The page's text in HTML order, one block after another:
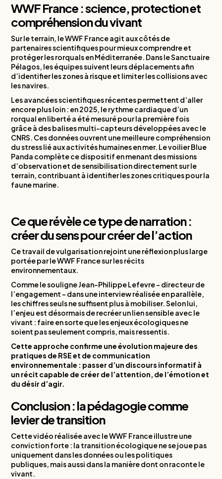
WWF France : science, protection et
compréhension du vivant
Sur le terrain, le WWF France agit aux côtés de
partenaires scientifiques pour mieux comprendre et
protéger les rorquals en Méditerranée. Dans le Sanctuaire
Pélagos, les équipes suivent leurs déplacements afin
d’identifier les zones à risque et limiter les collisions avec
les navires.
Les avancées scientifiques récentes permettent d’aller
encore plus loin : en 2025, le rythme cardiaque d’un
rorqual en liberté a été mesuré pour la première fois
grâce à des balises multi-capteurs développées avec le
CNRS. Ces données ouvrent une meilleure compréhension
du stress lié aux activités humaines en mer. Le voilier Blue
Panda complète ce dispositif en menant des missions
d’observation et de sensibilisation directement sur le
terrain, contribuant à identifier les zones critiques pour la
faune marine.
Ce que révèle ce type de narration :
créer du sens pour créer de l’action
Ce travail de vulgarisation rejoint une réflexion plus large
portée par le WWF France sur les récits
environnementaux.
Comme le souligne Jean-Philippe Lefevre - directeur de
l’engagement - dans une interview réalisée en parallèle,
les chiffres seuls ne suffisent plus à mobiliser. Selon lui,
l’enjeu est désormais de recréer un lien sensible avec le
vivant : faire en sorte que les enjeux écologiques ne
soient pas seulement compris, mais ressentis.
Cette approche confirme une évolution majeure des
pratiques de RSE et de communication
environnementale : passer d’un discours informatif à
un récit capable de créer de l’attention, de l’émotion et
du désir d’agir.
Conclusion : la pédagogie comme
levier de transition
Cette vidéo réalisée avec le WWF France illustre une
conviction forte : la transition écologique ne se joue pas
uniquement dans les données ou les politiques
publiques, mais aussi dans la manière dont on raconte le
vivant.